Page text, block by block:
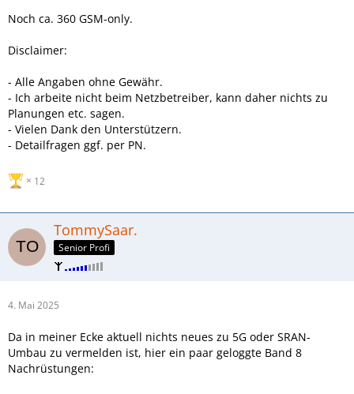
Noch ca. 360 GSM-only.
Disclaimer:
- Alle Angaben ohne Gewähr.
- Ich arbeite nicht beim Netzbetreiber, kann daher nichts zu
Planungen etc. sagen.
- Vielen Dank den Unterstützern.
- Detailfragen ggf. per PN.
12
TommySaar.
Senior Profi
4. Mai 2025
Da in meiner Ecke aktuell nichts neues zu 5G oder SRAN-
Umbau zu vermelden ist, hier ein paar geloggte Band 8
Nachrüstungen: